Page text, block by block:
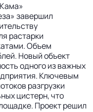
завершил
растарки
Объем
Новый объект
одного из важных
Ключевым
разгрузки
цистерн, что
Проект решил